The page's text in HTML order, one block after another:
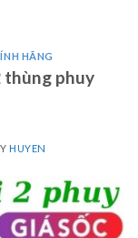
HÃNG
thùng phuy
HUYEN